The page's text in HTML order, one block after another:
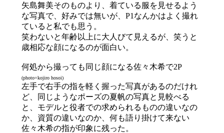
矢島舞美そのものより、着ている服を見せるよう
な写真で、好みでは無いが、P1なんかはよく撮れ
ていると私でも思う。
笑わないと年齢以上に大人びて見えるが、笑うと
歳相応な顔になるのが面白い。
何処から撮っても同じ顔になる佐々木希で2P
(photo=kojiro hosoi)
左手で右手の指を軽く握った写真があるのだけれ
ど、同じようなポーズの夏帆の写真と見較べる
と、モデルと役者での求められるものの違いなの
か、資質の違いなのか、何も語り掛けて来ない
佐々木希の指が印象に残った。